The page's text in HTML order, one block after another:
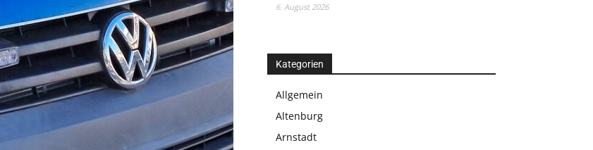
6. August 2026
Kategorien
Allgemein
Altenburg
Arnstadt